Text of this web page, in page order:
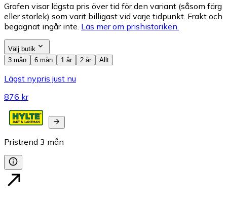
Grafen visar lägsta pris över tid för den variant (såsom färg
eller storlek) som varit billigast vid varje tidpunkt. Frakt och
begagnat ingår inte. Läs mer om prishistoriken.
Välj butik
3 mån
6 mån 1 år 2 år Allt
Lägst nypris just nu
876 kr
Pristrend 3 mån